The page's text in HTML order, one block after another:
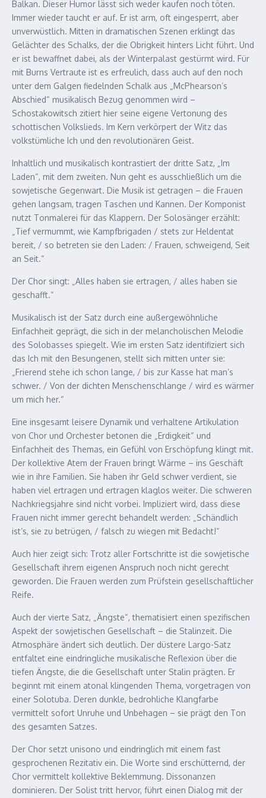
Balkan. Dieser Humor lässt sich weder kaufen noch töten.
Immer wieder taucht er auf. Er ist arm, oft eingesperrt, aber
unverwüstlich. Mitten in dramatischen Szenen erklingt das
Gelächter des Schalks, der die Obrigkeit hinters Licht führt. Und
er ist bewaffnet dabei, als der Winterpalast gestürmt wird. Für
mit Burns Vertraute ist es erfreulich, dass auch auf den noch
unter dem Galgen fiedelnden Schalk aus „McPhearson’s
Abschied“ musikalisch Bezug genommen wird –
Schostakowitsch zitiert hier seine eigene Vertonung des
schottischen Volkslieds. Im Kern verkörpert der Witz das
volkstümliche Ich und den revolutionären Geist.
Inhaltlich und musikalisch kontrastiert der dritte Satz, „Im
Laden“, mit dem zweiten. Nun geht es ausschließlich um die
sowjetische Gegenwart. Die Musik ist getragen – die Frauen
gehen langsam, tragen Taschen und Kannen. Der Komponist
nutzt Tonmalerei für das Klappern. Der Solosänger erzählt:
„Tief vermummt, wie Kampfbrigaden / stets zur Heldentat
bereit, / so betreten sie den Laden: / Frauen, schweigend, Seit
an Seit.“
Der Chor singt: „Alles haben sie ertragen, / alles haben sie
geschafft.“
Musikalisch ist der Satz durch eine außergewöhnliche
Einfachheit geprägt, die sich in der melancholischen Melodie
des Solobasses spiegelt. Wie im ersten Satz identifiziert sich
das Ich mit den Besungenen, stellt sich mitten unter sie:
„Frierend stehe ich schon lange, / bis zur Kasse hat man’s
schwer. / Von der dichten Menschenschlange / wird es wärmer
um mich her.“
Eine insgesamt leisere Dynamik und verhaltene Artikulation
von Chor und Orchester betonen die „Erdigkeit“ und
Einfachheit des Themas, ein Gefühl von Erschöpfung klingt mit.
Der kollektive Atem der Frauen bringt Wärme – ins Geschäft
wie in ihre Familien. Sie haben ihr Geld schwer verdient, sie
haben viel ertragen und ertragen klaglos weiter. Die schweren
Nachkriegsjahre sind nicht vorbei. Impliziert wird, dass diese
Frauen nicht immer gerecht behandelt werden: „Schändlich
ist’s, sie zu betrügen, / falsch zu wiegen mit Bedacht!“
Auch hier zeigt sich: Trotz aller Fortschritte ist die sowjetische
Gesellschaft ihrem eigenen Anspruch noch nicht gerecht
geworden. Die Frauen werden zum Prüfstein gesellschaftlicher
Reife.
Auch der vierte Satz, „Ängste“, thematisiert einen spezifischen
Aspekt der sowjetischen Gesellschaft – die Stalinzeit. Die
Atmosphäre ändert sich deutlich. Der düstere Largo-Satz
entfaltet eine eindringliche musikalische Reflexion über die
tiefen Ängste, die die Gesellschaft unter Stalin prägten. Er
beginnt mit einem atonal klingenden Thema, vorgetragen von
einer Solotuba. Deren dunkle, bedrohliche Klangfarbe
vermittelt sofort Unruhe und Unbehagen – sie prägt den Ton
des gesamten Satzes.
Der Chor setzt unisono und eindringlich mit einem fast
gesprochenen Rezitativ ein. Die Worte sind erschütternd, der
Chor vermittelt kollektive Beklemmung. Dissonanzen
dominieren. Der Solist tritt hervor, führt einen Dialog mit der